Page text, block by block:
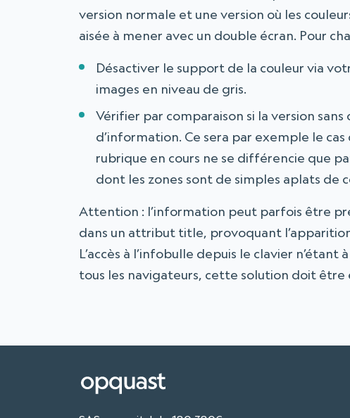
version normale et une version où les
aisée à mener avec un double écran. Pour
Désactiver le support de la couleur via
images en niveau de gris.
Vérifier par comparaison si la version
d’information. Ce sera par exemple le
rubrique en cours ne se différencie que
dont les zones sont de simples aplats de
Attention : l’information peut parfois être
dans un attribut title, provoquant
L’accès à l’infobulle depuis le clavier
tous les navigateurs, cette solution doit être